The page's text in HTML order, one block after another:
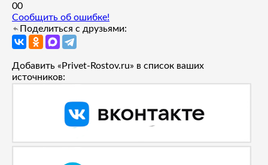
00
Сообщить об ошибке!
Поделиться с друзьями:
Добавить «Privet-Rostov.ru» в список ваших
источников: